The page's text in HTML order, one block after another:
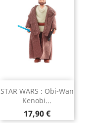
STAR WARS : Obi-Wan
Kenobi...
Prix
17,90 €